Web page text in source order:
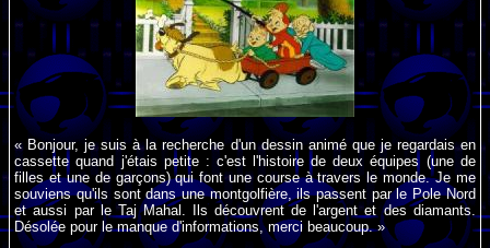
« Bonjour, je suis à la recherche d'un dessin animé que je regardais en
cassette quand j'étais petite : c'est l'histoire de deux équipes (une de
filles et une de garçons) qui font une course à travers le monde. Je me
souviens qu'ils sont dans une montgolfière, ils passent par le Pole Nord
et aussi par le Taj Mahal. Ils découvrent de l'argent et des diamants.
Désolée pour le manque d'informations, merci beaucoup. »